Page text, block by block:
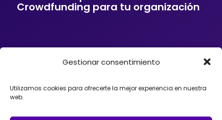
Gestionar consentimiento
Utilizamos cookies para ofrecerte la mejor experiencia en nuestra
web.
Crowdfunding para tu organización
Si tu empresa o entidad quiere ofrecer a sus
fundraising, podemos ayudarte. Trabajamos con
organizaciones que desean incorporar el